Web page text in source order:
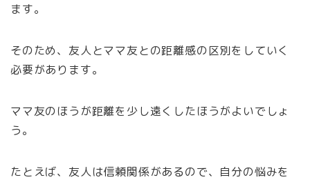
ます。
そのため、友人とママ友との距離感の区別をしていく
必要があります。
ママ友のほうが距離を少し遠くしたほうがよいでしょ
う。
たとえば、友人は信頼関係があるので、自分の悩みを